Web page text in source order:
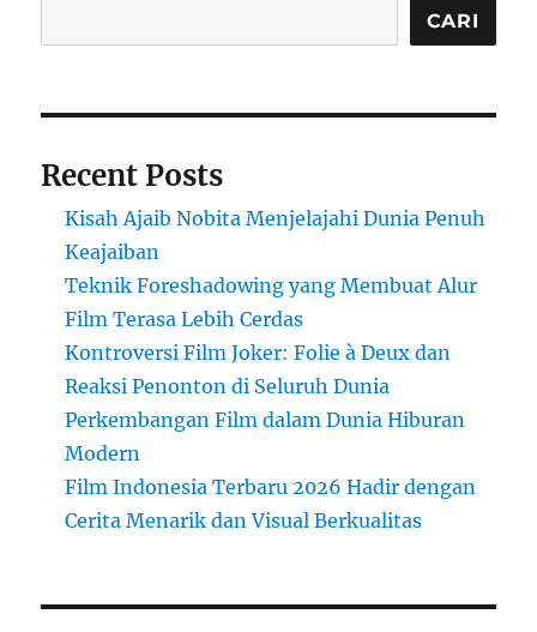
CARI
Recent Posts
Kisah Ajaib Nobita Menjelajahi Dunia Penuh
Keajaiban
Teknik Foreshadowing yang Membuat Alur
Film Terasa Lebih Cerdas
Kontroversi Film Joker: Folie à Deux dan
Reaksi Penonton di Seluruh Dunia
Perkembangan Film dalam Dunia Hiburan
Modern
Film Indonesia Terbaru 2026 Hadir dengan
Cerita Menarik dan Visual Berkualitas